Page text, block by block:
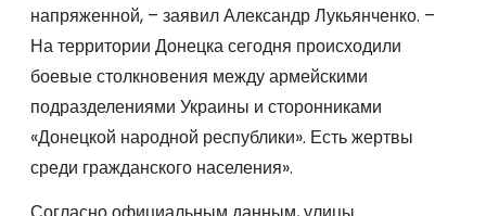
напряженной, – заявил Александр Лукьянченко. –
На территории Донецка сегодня происходили
боевые столкновения между армейскими
подразделениями Украины и сторонниками
«Донецкой народной республики». Есть жертвы
среди гражданского населения».